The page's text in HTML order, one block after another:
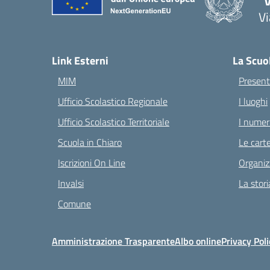
Link Esterni
MIM
Ufficio Scolastico Regionale
Ufficio Scolastico Territoriale
Scuola in Chiaro
Iscrizioni On Line
Invalsi
Comune
La
I luoghi
I
Le
La
Amministrazione TrasparenteAlbo onlinePrivacy